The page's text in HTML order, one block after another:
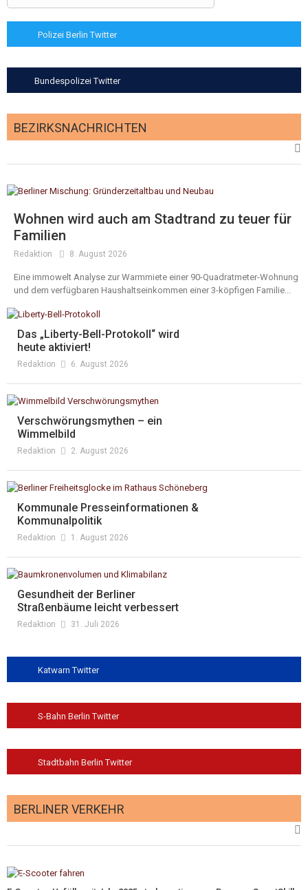
Polizei Berlin Twitter
Bundespolizei Twitter
BEZIRKSNACHRICHTEN
Wohnen wird auch am Stadtrand zu teuer für
Familien
Redaktion 8. August 2026
Eine immowelt Analyse zur Warmmiete einer 90-Quadratmeter-Wohnung
und dem verfügbaren Haushaltseinkommen einer 3-köpfigen Familie...
Das „Liberty-Bell-Protokoll“ wird
heute aktiviert!
Redaktion 6. August 2026
Verschwörungsmythen – ein
Wimmelbild
Redaktion 2. August 2026
Kommunale Presseinformationen &
Kommunalpolitik
Redaktion 1. August 2026
Gesundheit der Berliner
Straßenbäume leicht verbessert
Redaktion 31. Juli 2026
Katwarn Twitter
S-Bahn Berlin Twitter
Stadtbahn Berlin Twitter
BERLINER VERKEHR